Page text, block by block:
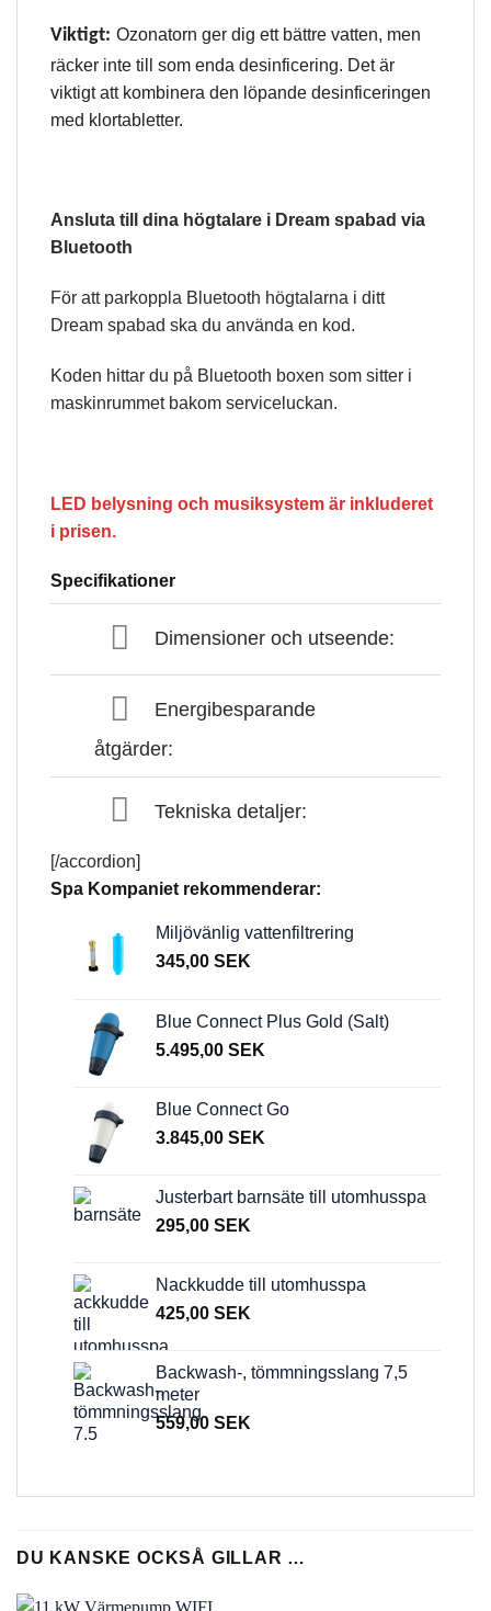
Viktigt: Ozonatorn ger dig ett bättre vatten, men
räcker inte till som enda desinficering. Det är
viktigt att kombinera den löpande desinficeringen
med klortabletter.
Ansluta till dina högtalare i Dream spabad via
Bluetooth
För att parkoppla Bluetooth högtalarna i ditt
Dream spabad ska du använda en kod.
Koden hittar du på Bluetooth boxen som sitter i
maskinrummet bakom serviceluckan.
LED belysning och musiksystem är inkluderet
i prisen.
Specifikationer
Dimensioner och utseende:
Energibesparande
åtgärder:
Tekniska detaljer:
[/accordion]
Spa Kompaniet rekommenderar:
Miljövänlig vattenfiltrering
345,00SEK
Blue Connect Plus Gold (Salt)
5.495,00SEK
Blue Connect Go
3.845,00SEK
Justerbart barnsäte till utomhusspa
295,00SEK
Nackkudde till utomhusspa
425,00SEK
Backwash-, tömmningsslang 7,5
meter
559,00SEK
DU KANSKE OCKSÅ GILLAR …